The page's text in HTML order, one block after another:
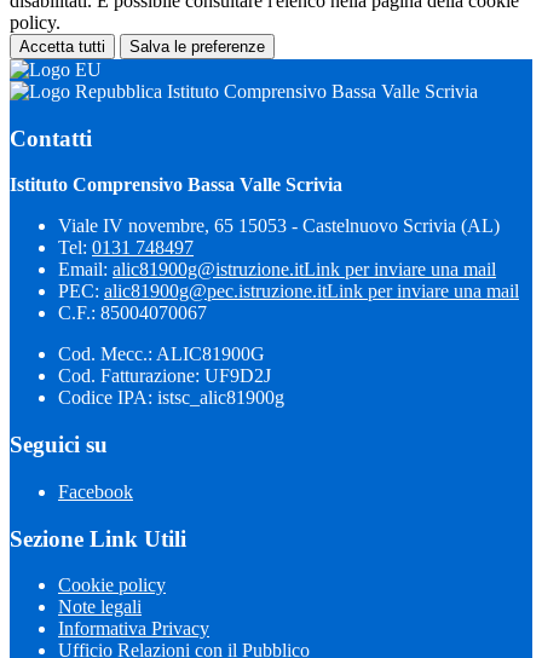
policy.
Accetta tutti Salva le preferenze
Istituto Comprensivo Bassa Valle Scrivia
Contatti
Istituto Comprensivo Bassa Valle Scrivia
Viale IV novembre, 65 15053 - Castelnuovo Scrivia (AL)
Tel: 0131 748497
Email: alic81900g@istruzione.itLink per inviare una mail
PEC: alic81900g@pec.istruzione.itLink per inviare una mail
C.F.: 85004070067
Cod. Mecc.: ALIC81900G
Cod. Fatturazione: UF9D2J
Codice IPA: istsc_alic81900g
Seguici su
Facebook
Sezione Link Utili
Cookie policy
Note legali
Informativa Privacy
Ufficio Relazioni con il Pubblico